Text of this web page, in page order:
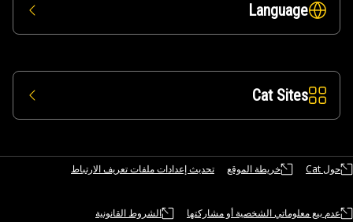
Language
Cat Sites
حول Cat خريطة الموقع تحديث إعدادات ملفات تعريف الارتباط
عدم بيع معلوماتي الشخصية أو مشاركتها الشروط القانونية